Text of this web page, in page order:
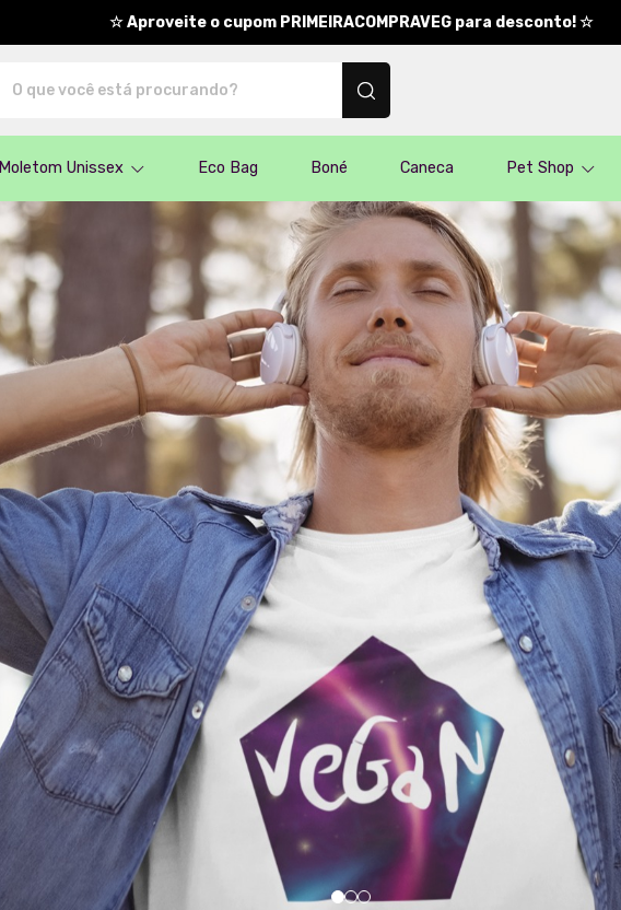
☆ Aproveite o cupom PRIMEIRACOMPRAVEG para desconto! ☆
Moletom Unissex Eco Bag Boné Caneca Pet Shop
Camiseta Unissex | Virgem | Um
mundo perfeito seria um mundo
VEGANO! | P&B
R$ 89,90
3x de R$ 29,97
Camiseta Unissex | Virgem | Um
mundo perfeito seria um mundo
VEGANO! | P&B
R$ 89,90
3x de R$ 29,97 sem juros